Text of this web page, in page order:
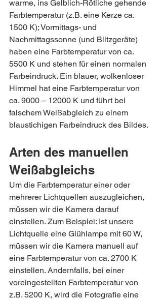
warme, ins Gelblich-Rötliche gehende
Farbtemperatur (z.B. eine Kerze ca.
1500 K); Vormittags- und
Nachmittagssonne (und Blitzgeräte)
haben eine Farbtemperatur von ca.
5500 K und stehen für einen normalen
Farbeindruck. Ein blauer, wolkenloser
Himmel hat eine Farbtemperatur von
ca. 9000 – 12000 K und führt bei
falschem Weißabgleich zu einem
blaustichigen Farbeindruck des Bildes.
Arten des manuellen
Weißabgleichs
Um die Farbtemperatur einer oder
mehrerer Lichtquellen auszugleichen,
müssen wir die Kamera darauf
einstellen. Zum Beispiel: Ist unsere
Lichtquelle eine Glühlampe mit 60 W,
müssen wir die Kamera manuell auf
eine Farbtemperatur von ca. 2700 K
einstellen. Andernfalls, bei einer
voreingestellten Farbtemperatur von
z.B. 5200 K, wird die Fotografie eine